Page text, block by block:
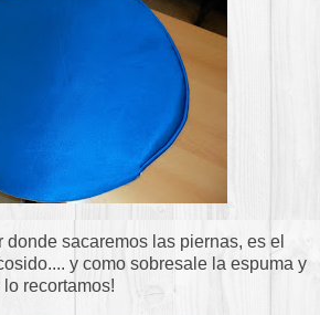
sacaremos las piernas, es el
y como sobresale la espuma y
recortamos!